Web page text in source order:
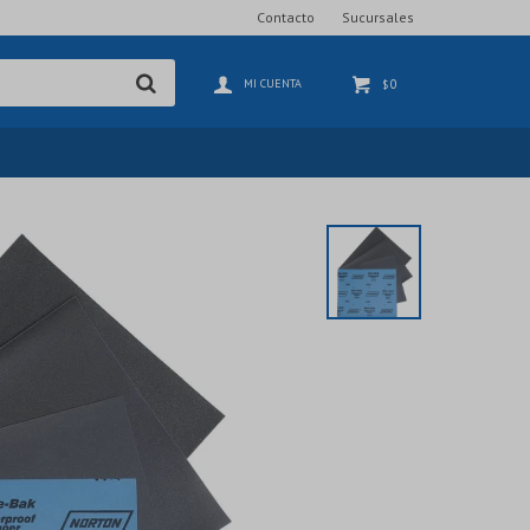
$0
Contacto Sucursales